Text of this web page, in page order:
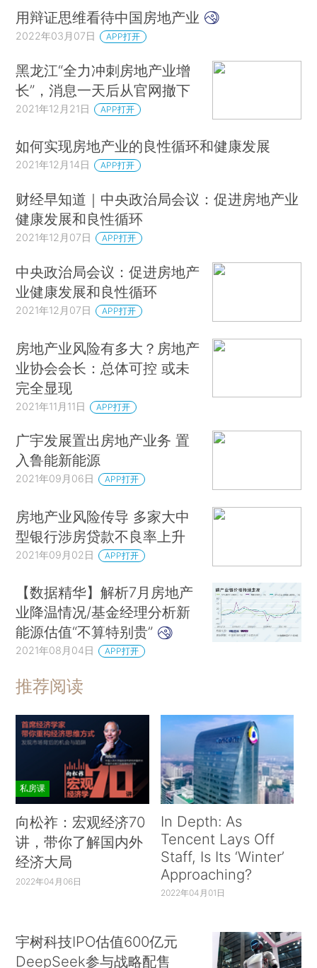
用辩证思维看待中国房地产业
2022年03月07日 APP打开
黑龙江“全力冲刺房地产业增
长”，消息一天后从官网撤下
2021年12月21日 APP打开
如何实现房地产业的良性循环和健康发展
2021年12月14日 APP打开
财经早知道｜中央政治局会议：促进房地产业
健康发展和良性循环
2021年12月07日 APP打开
中央政治局会议：促进房地产
业健康发展和良性循环
2021年12月07日 APP打开
房地产业风险有多大？房地产
业协会会长：总体可控 或未
完全显现
2021年11月11日 APP打开
广宇发展置出房地产业务 置
入鲁能新能源
2021年09月06日 APP打开
房地产业风险传导 多家大中
型银行涉房贷款不良率上升
2021年09月02日 APP打开
【数据精华】解析7月房地产
业降温情况/基金经理分析新
能源估值“不算特别贵”
2021年08月04日 APP打开
推荐阅读
私房课
向松祚：宏观经济70
讲，带你了解国内外
经济大局
2022年04月06日
In Depth: As
Tencent Lays Off
Staff, Is Its ‘Winter’
Approaching?
2022年04月01日
宇树科技IPO估值600亿元
DeepSeek参与战略配售